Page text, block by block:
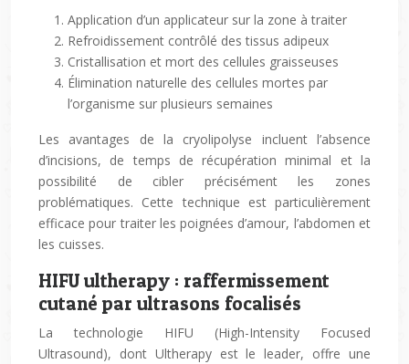
Application d’un applicateur sur la zone à traiter
Refroidissement contrôlé des tissus adipeux
Cristallisation et mort des cellules graisseuses
Élimination naturelle des cellules mortes par
l’organisme sur plusieurs semaines
Les avantages de la cryolipolyse incluent l’absence
d’incisions, de temps de récupération minimal et la
possibilité de cibler précisément les zones
problématiques. Cette technique est particulièrement
efficace pour traiter les poignées d’amour, l’abdomen et
les cuisses.
HIFU ultherapy : raffermissement
cutané par ultrasons focalisés
La technologie HIFU (High-Intensity Focused
Ultrasound), dont Ultherapy est le leader, offre une